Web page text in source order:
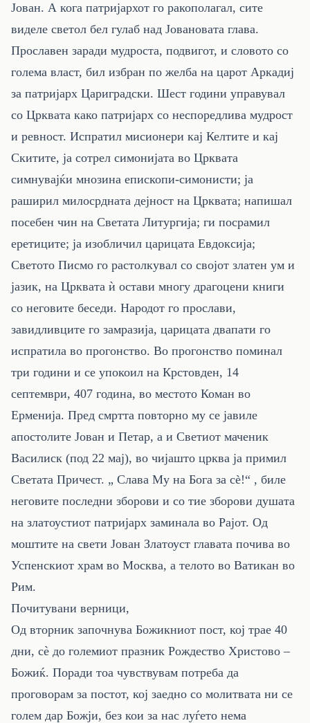
Јован. А кога патријархот го ракополагал, сите
виделе светол бел гулаб над Јовановата глава.
Прославен заради мудроста, подвигот, и словото со
голема власт, бил избран по желба на царот Аркадиј
за патријарх Цариградски. Шест години управувал
со Црквата како патријарх со неспоредлива мудрост
и ревност. Испратил мисионери кај Келтите и кај
Скитите, ја сотрел симонијата во Црквата
симнувајќи мнозина епископи-симонисти; ја
раширил милосрдната дејност на Црквата; напишал
посебен чин на Светата Литургија; ги посрамил
еретиците; ја изобличил царицата Евдоксија;
Светото Писмо го растолкувал со својот златен ум и
јазик, на Црквата ѝ остави многу драгоцени книги
со неговите беседи. Народот го прослави,
завидливците го замразија, царицата двапати го
испратила во прогонство. Во прогонство поминал
три години и се упокоил на Крстовден, 14
септември, 407 година, во местото Коман во
Ерменија. Пред смртта повторно му се јавиле
апостолите Јован и Петар, а и Светиот маченик
Василиск (под 22 мај), во чијашто црква ја примил
Светата Причест. „ Слава Му на Бога за сѐ!“ , биле
неговите последни зборови и со тие зборови душата
на златоустиот патријарх заминала во Рајот. Од
моштите на свети Јован Златоуст главата почива во
Успенскиот храм во Москва, а телото во Ватикан во
Рим.
Почитувани верници,
Од вторник започнува Божикниот пост, кој трае 40
дни, сè до големиот празник Рождество Христово –
Божиќ. Поради тоа чувствувам потреба да
проговорам за постот, кој заедно со молитвата ни се
голем дар Божји, без кои за нас луѓето нема